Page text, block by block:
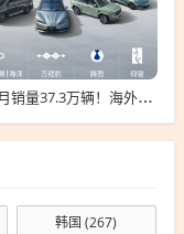
比亚迪8月销量37.3万辆！海外卖疯了 暴增146%
韩国 (267)